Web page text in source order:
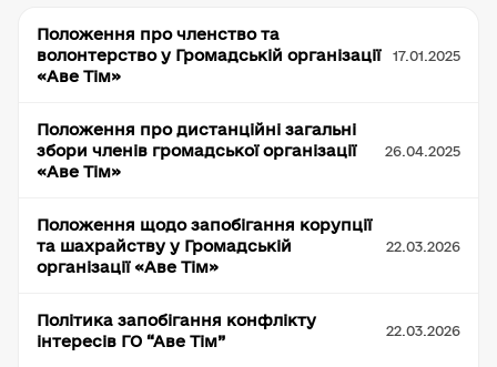
Положення про членство та
волонтерство у Громадській організації
«Аве Тім»
17.01.2025
Положення про дистанційні загальні
збори членів громадської організації
«Аве Тім»
26.04.2025
Положення щодо запобігання корупції
та шахрайству у Громадській
організації «Аве Тім»
22.03.2026
Політика запобігання конфлікту
інтересів ГО “Аве Тім”
22.03.2026